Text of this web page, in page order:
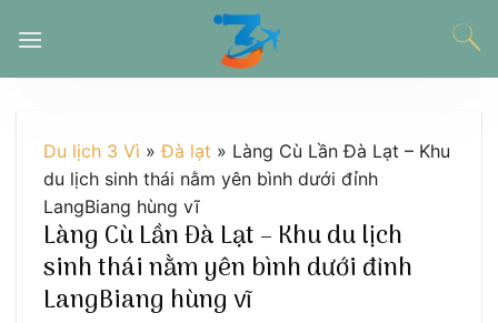
đến
Du lịch 3 Vì »Đà lạt » Làng Cù Lần Đà Lạt – Khu
du lịch sinh thái nằm yên bình dưới đỉnh
LangBiang hùng vĩ
Làng Cù Lần Đà Lạt – Khu du lịch
sinh thái nằm yên bình dưới đỉnh
LangBiang hùng vĩ